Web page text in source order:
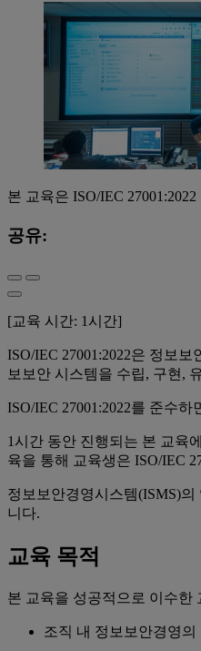
본 교육은 ISO/IEC
공유:
[교육 시간: 1시간]
ISO/IEC 27001:2022은 정보
보보안 시스템을 수립, 구현,
ISO/IEC 27001:2022를 준수
1시간 동안 진행되는 본 교육
육을 통해 교육생은 ISO/IEC
정보보안경영시스템(ISMS)
니다.
교육 목적
본 교육을 성공적으로 이수한
조직 내 정보보안경영